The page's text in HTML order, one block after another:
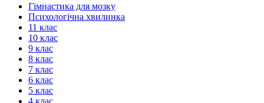
Гімнастика для мозку
Психологічна хвилинка
11 клас
10 клас
9 клас
8 клас
7 клас
6 клас
5 клас
4 клас